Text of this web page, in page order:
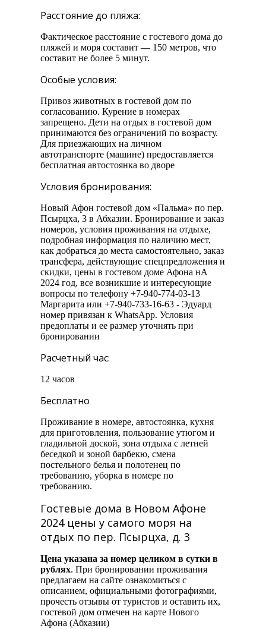
Расстояние до пляжа:
Фактическое расстояние с гостевого дома до
пляжей и моря составит — 150 метров, что
составит не более 5 минут.
Особые условия:
Привоз животных в гостевой дом по
согласованию. Курение в номерах
запрещено. Дети на отдых в гостевой дом
принимаются без ограничений по возрасту.
Для приезжающих на личном
автотранспорте (машине) предоставляется
бесплатная автостоянка во дворе
Условия бронирования:
Новый Афон гостевой дом «Пальма» по пер.
Псырцха, 3 в Абхазии. Бронирование и заказ
номеров, условия проживания на отдыхе,
подробная информация по наличию мест,
как добраться до места самостоятельно, заказ
трансфера, действующие спецпредложения и
скидки, цены в гостевом доме Афона нА
2024 год, все возникшие и интересующие
вопросы по телефону +7-940-774-03-13
Маргарита или +7-940-733-16-63 - Эдуард
номер привязан к WhatsApp. Условия
предоплаты и ее размер уточнять при
бронировании
Расчетный час:
12 часов
Бесплатно
Проживание в номере, автостоянка, кухня
для приготовления, пользование утюгом и
гладильной доской, зона отдыха с летней
беседкой и зоной барбекю, смена
постельного белья и полотенец по
требованию, уборка в номере по
требованию.
Гостевые дома в Новом Афоне
2024 цены у самого моря на
отдых по пер. Псырцха, д. 3
Цена указана за номер целиком в сутки в
рублях. При бронировании проживания
предлагаем на сайте ознакомиться с
описанием, официальными фотографиями,
прочесть отзывы от туристов и оставить их,
гостевой дом отмечен на карте Нового
Афона (Абхазии)